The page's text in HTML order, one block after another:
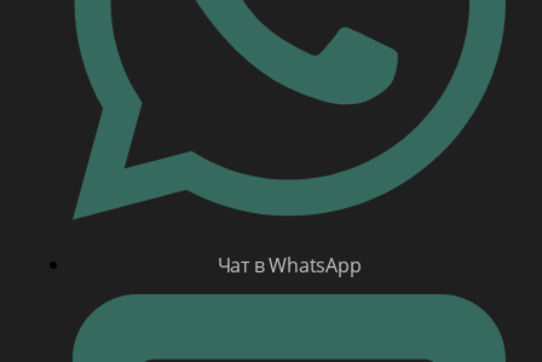
Чат в WhatsApp